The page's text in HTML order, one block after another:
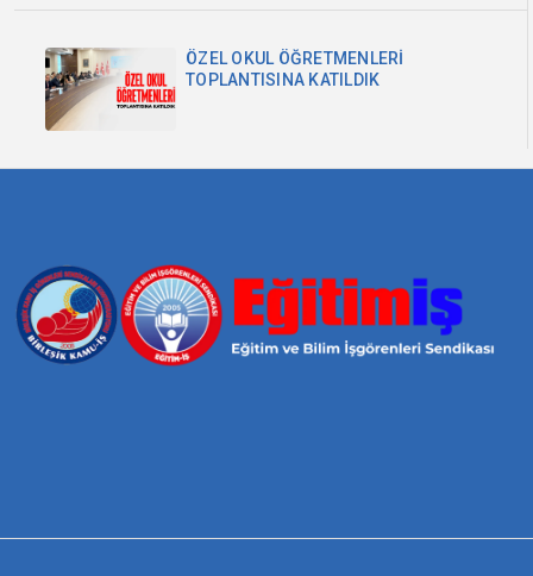
ÖZEL OKUL ÖĞRETMENLERİ
TOPLANTISINA KATILDIK